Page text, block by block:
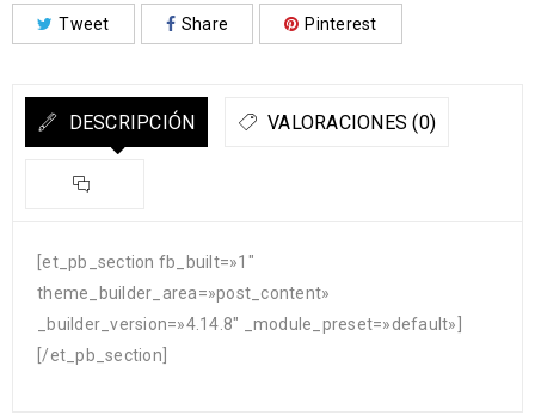
Tweet Share Pinterest
DESCRIPCIÓN VALORACIONES (0)
[et_pb_section fb_built=»1″
theme_builder_area=»post_content»
_builder_version=»4.14.8″ _module_preset=»default»]
[/et_pb_section]